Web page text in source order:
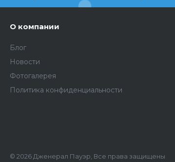
О компании
Блог
Новости
Фотогалерея
Политика конфиденциальности
© 2026 Дженерал Пауэр, Все права защищены